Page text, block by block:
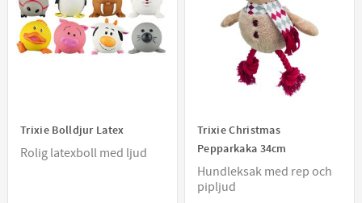
Trixie Bolldjur Latex
Rolig latexboll med ljud
Trixie Christmas
Pepparkaka 34cm
Hundleksak med rep och
pipljud